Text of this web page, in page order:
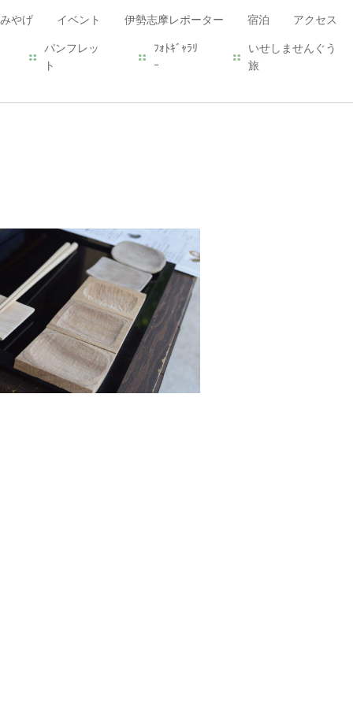
やげ イベント 伊勢志摩レポーター 宿泊 アクセス
パンフレッ
ト
ﾌｫﾄｷﾞｬﾗﾘ
ｰ
いせしませんぐう
旅